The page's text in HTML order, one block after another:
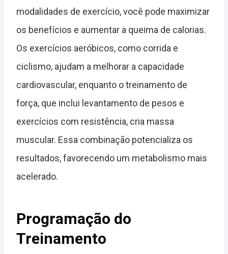
modalidades de exercício, você pode maximizar
os benefícios e aumentar a queima de calorias.
Os exercícios aeróbicos, como corrida e
ciclismo, ajudam a melhorar a capacidade
cardiovascular, enquanto o treinamento de
força, que inclui levantamento de pesos e
exercícios com resistência, cria massa
muscular. Essa combinação potencializa os
resultados, favorecendo um metabolismo mais
acelerado.
Programação do
Treinamento